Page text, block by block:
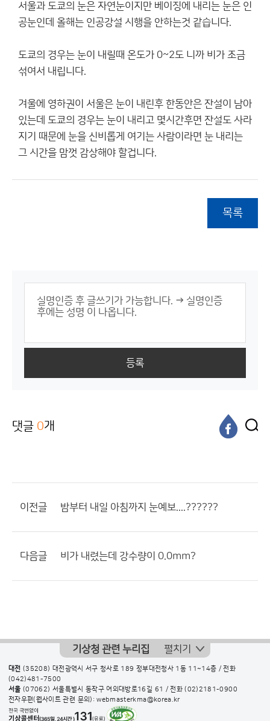
서울과 도쿄의 눈은 자연눈이지만 베이징에 내리는 눈은 인
공눈인데 올해는 인공강설 시행을 안하는것 같습니다.
도쿄의 경우는 눈이 내릴때 온도가 0~2도 니까 비가 조금
섞여서 내립니다.
겨울에 영하권이 서울은 눈이 내린후 한동안은 잔설이 남아
있는데 도쿄의 경우는 눈이 내리고 몇시간후면 잔설도 사라
지기 때문에 눈을 신비롭게 여기는 사람이라면 눈 내리는
그 시간을 맘껏 감상해야 할겁니다.
목록
등록
댓글 0개
이전글 밤부터 내일 아침까지 눈예보....??????
다음글 비가 내렸는데 강수량이 0.0mm?
기상청 관련 누리집 펼치기
대전 (35208) 대전광역시 서구 청사로 189 정부대전청사 1동 11~14층 / 전화
(042)481-7500
서울 (07062) 서울특별시 동작구 여의대방로16길 61 / 전화(02)2181-0900
전자우편(웹사이트 관련 문의): webmasterkma@korea.kr